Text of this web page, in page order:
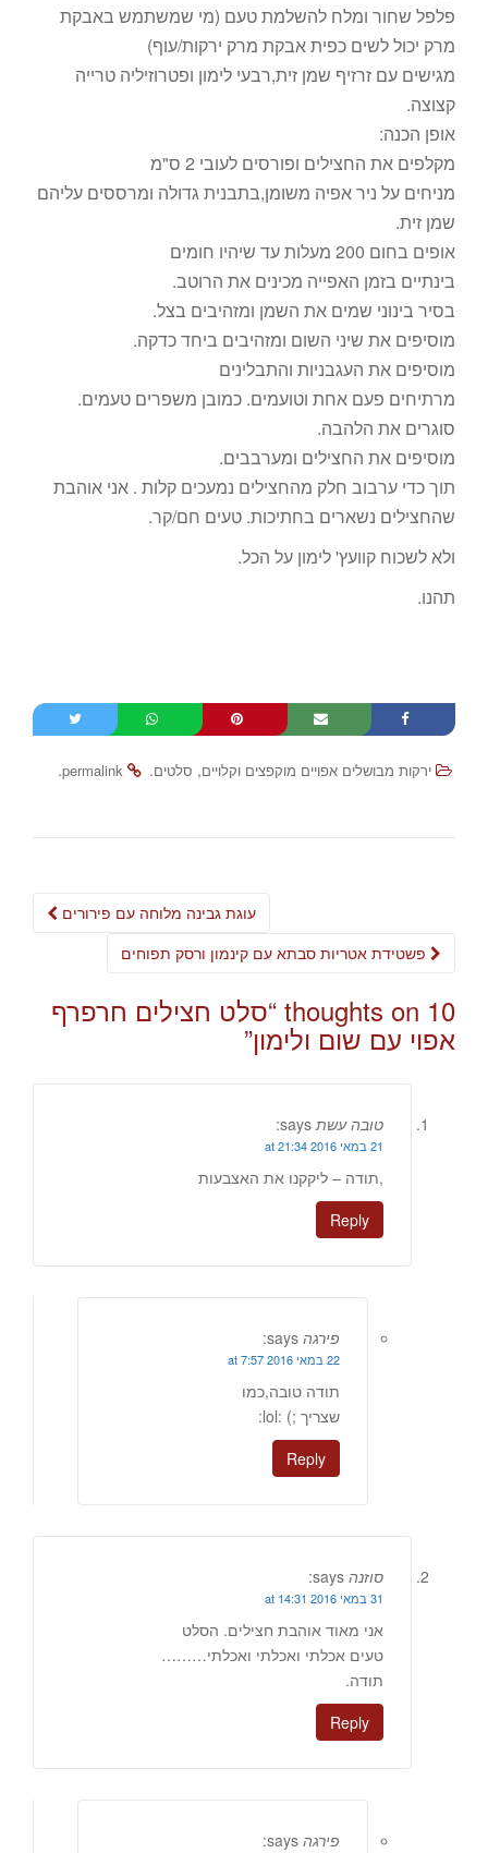
פלפל שחור ומלח להשלמת טעם (מי שמשתמש באבקת
מרק יכול לשים כפית אבקת מרק ירקות/עוף)
מגישים עם זרזיף שמן זית,רבעי לימון ופטרוזיליה טרייה
קצוצה.
אופן הכנה:
מקלפים את החצילים ופורסים לעובי 2 ס"מ
מניחים על ניר אפיה משומן,בתבנית גדולה ומרססים עליהם
שמן זית.
אופים בחום 200 מעלות עד שיהיו חומים
בינתיים בזמן האפייה מכינים את הרוטב.
בסיר בינוני שמים את השמן ומזהיבים בצל.
מוסיפים את שיני השום ומזהיבים ביחד כדקה.
מוסיפים את העגבניות והתבלינים
מרתיחים פעם אחת וטועמים. כמובן משפרים טעמים.
סוגרים את הלהבה.
מוסיפים את החצילים ומערבבים.
תוך כדי ערבוב חלק מהחצילים נמעכים קלות . אני אוהבת
שהחצילים נשארים בחתיכות. טעים חם/קר.
ולא לשכוח קוועץ' לימון על הכל.
תהנו.
ירקות מבושלים אפויים מוקפצים וקלויים, סלטים.
permalink
.
Post
navigation
עוגת גבינה מלוחה עם פירורים
10 thoughts on “ סלט חצילים חרפרף
אפוי עם שום ולימון”
טובה עשת says:
21 במאי 2016 at 21:34
,תודה – ליקקנו את האצבעות
Reply
פירגה says:
22 במאי 2016 at 7:57
תודה טובה,כמו
שצריך ;) :lol:
Reply
סוזנה says:
31 במאי 2016 at 14:31
אני מאוד אוהבת חצילים. הסלט
טעים אכלתי ואכלתי ואכלתי………
תודה.
Reply
פירגה says: